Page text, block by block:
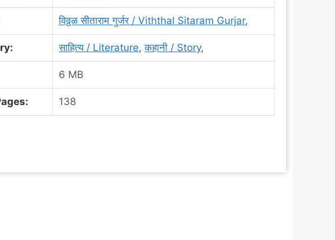
विठ्ठळ सीताराम गुर्जर / Viththal Sitaram Gurjar,
साहित्य / Literature,कहानी / Story,
6 MB
138